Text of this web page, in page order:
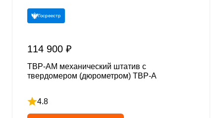
Госреестр
114 900 ₽
ТВР-АМ механический штатив с
твердомером (дюрометром) ТВР-A
4.8
Рейтинг 4.8 из 5